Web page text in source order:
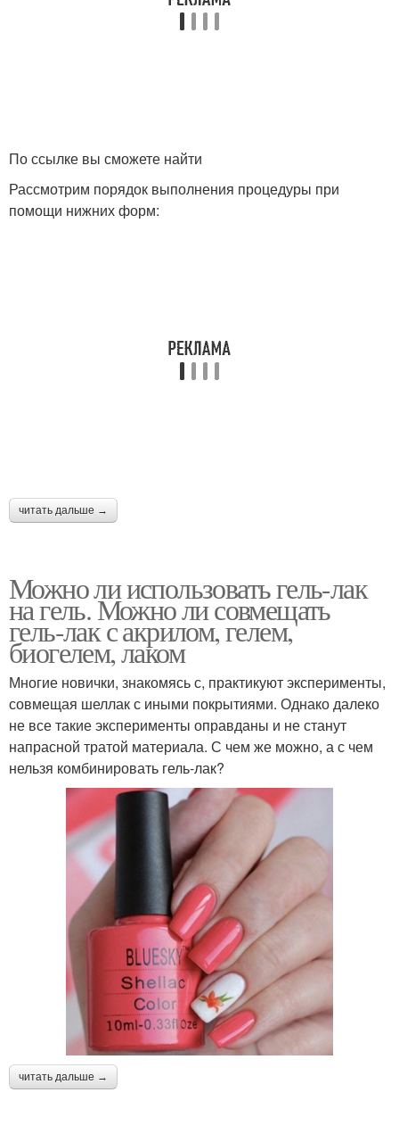
По ссылке вы сможете найти
Рассмотрим порядок выполнения процедуры при
помощи нижних форм:
читать дальше →
Можно ли использовать гель-лак
на гель. Можно ли совмещать
гель-лак с акрилом, гелем,
биогелем, лаком
Многие новички, знакомясь с, практикуют эксперименты,
совмещая шеллак с иными покрытиями. Однако далеко
не все такие эксперименты оправданы и не станут
напрасной тратой материала. С чем же можно, а с чем
нельзя комбинировать гель-лак?
читать дальше →